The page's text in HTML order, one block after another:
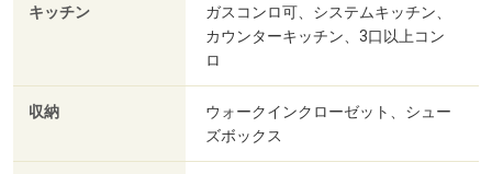
キッチン
ガスコンロ可、システムキッチン、
カウンターキッチン、3口以上コン
ロ
収納
ウォークインクローゼット、シュー
ズボックス